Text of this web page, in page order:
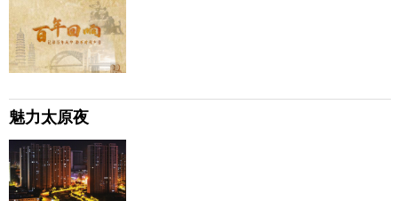
魅力太原夜